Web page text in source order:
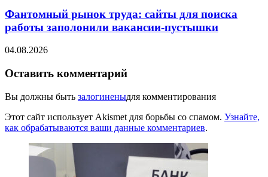
Фантомный рынок труда: сайты для поиска
работы заполонили вакансии-пустышки
04.08.2026
Оставить комментарий
Вы должны быть залогиненыдля комментирования
Этот сайт использует Akismet для борьбы со спамом. Узнайте,
как обрабатываются ваши данные комментариев.